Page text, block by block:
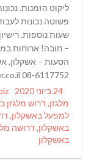
ליקוט הזמנות.
פשוטה נכונות
שעות נוספות.
– חובה! ארוחות
הסעות – אשקלון,
08-6117752 bellat@manpower.co.il
Posted
on
24 ביוני 2020
מלגזן,דרוש מלגזן
למפעל באשקלון,
באשקלון,דרושה
באשקלון